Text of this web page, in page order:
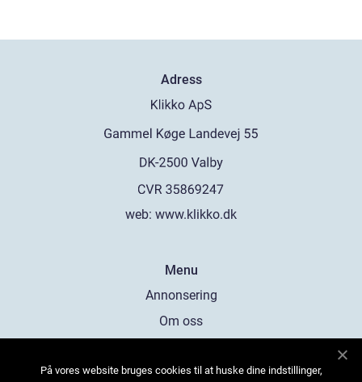
Adress
web: www.klikko.dk
Menu
Annonsering
Om oss
Kontakta oss
På vores website bruges cookies til at huske dine indstillinger,